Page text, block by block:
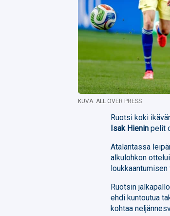
KUVA: ALL OVER PRESS
Ruotsi koki
Isak Hienin pelit
Atalantassa
alkulohkon
loukkaantumisen
Ruotsin
ehdi kuntoutua
kohtaa